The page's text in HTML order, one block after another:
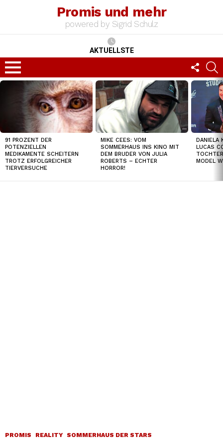
Promis und mehr
powered by Sigrid Schulz
AKTUELLSTE
Menu
US
TOP
91 PROZENT DER
POTENZIELLEN
MEDIKAMENTE SCHEITERN
TROTZ ERFOLGREICHER
TIERVERSUCHE
MIKE CEES: VOM
SOMMERHAUS INS KINO MIT
DEM BRUDER VON JULIA
ROBERTS – ECHTER
HORROR!
DANIELA
LUCAS
MODEL
PROMIS REALITY SOMMERHAUS DER STARS